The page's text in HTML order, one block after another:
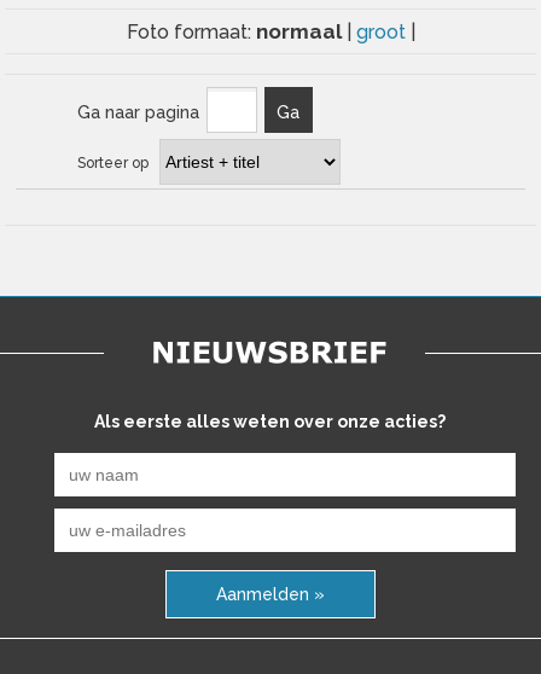
Foto formaat: normaal groot
Ga naar pagina Ga
Sorteer op
Als eerste alles weten over onze acties?
Aanmelden »